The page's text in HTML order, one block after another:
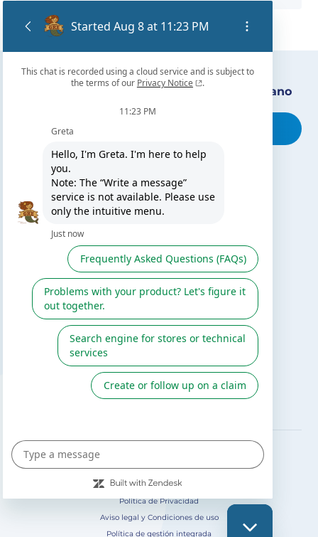
Encuentra nuestro distribuidor más cercano
TE PUEDE INTERESAR
El blog de Gre
Servicio de postventa
Catálogo Gre / Zodiac
SÍGUENOS EN
Política de Privacidad
Aviso legal y Condiciones de uso
Política de gestión integrada